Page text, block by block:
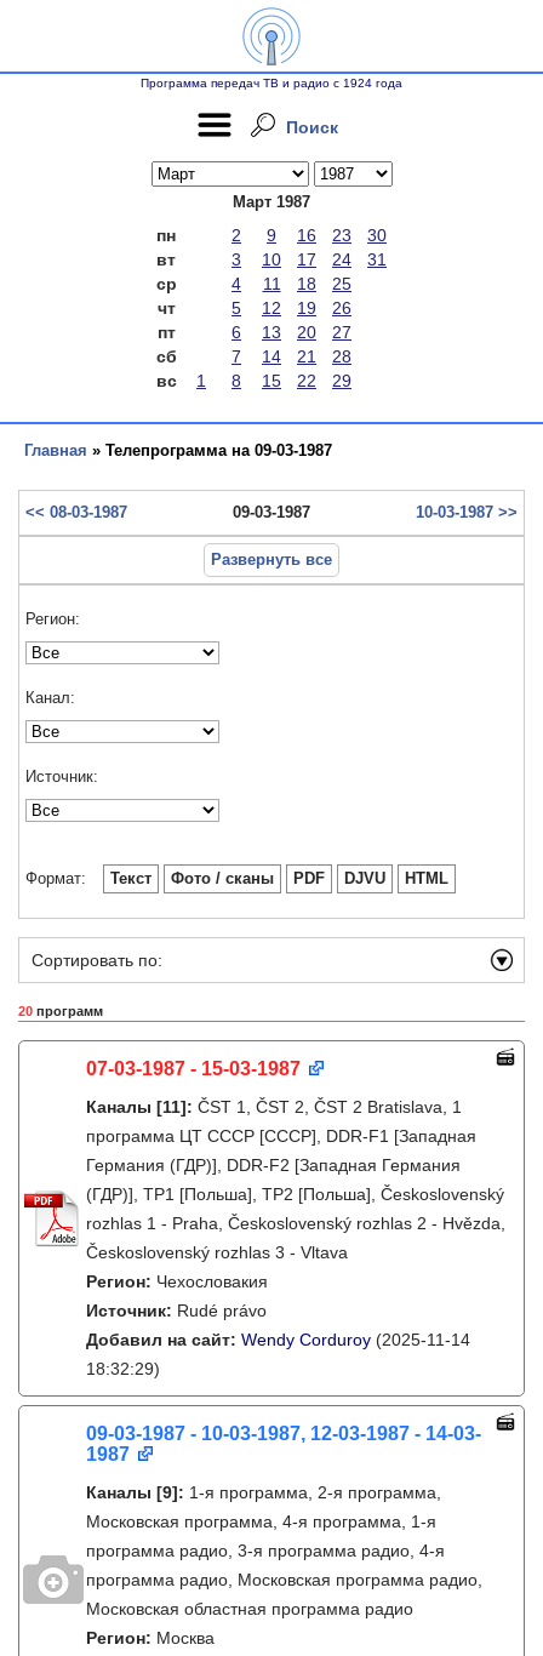
Программа передач ТВ и радио с 1924 года
Поиск
Март 1987
пн 2 9 16 23
30
вт
3 10 17 24
31
ср
4 11 18
25
чт
5 12 19
26
пт
6 13 20
27
сб
7 14 21
28
вс
1 8 15 22 29
Главная » Телепрограмма на 09-03-1987
<< 08-03-1987 09-03-1987 10-03-1987 >>
Развернуть все
Регион:
Канал:
Источник:
Формат: Текст Фото / сканы PDF DJVU HTML
Сортировать по:
20 программ
07-03-1987 - 15-03-1987
Каналы [11]: ČST 1, ČST 2, ČST 2 Bratislava, 1
программа ЦТ СССР [СССР], DDR-F1 [Западная
Германия (ГДР)], DDR-F2 [Западная Германия
(ГДР)], TP1 [Польша], TP2 [Польша], Československý
rozhlas 1 - Praha, Československý rozhlas 2 - Hvězda,
Československý rozhlas 3 - Vltava
Регион: Чехословакия
Источник: Rudé právo
Добавил на сайт: Wendy Corduroy (2025-11-14
18:32:29)
09-03-1987 - 10-03-1987, 12-03-1987 - 14-03-
1987
Каналы [9]: 1-я программа, 2-я программа,
Московская программа, 4-я программа, 1-я
программа радио, 3-я программа радио, 4-я
программа радио, Московская программа радио,
Московская областная программа радио
Регион: Москва